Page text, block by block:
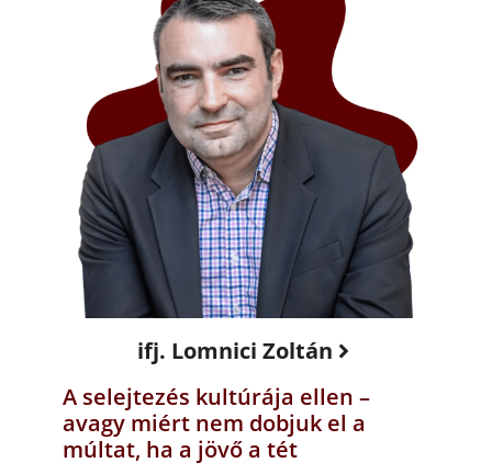
ifj. Lomnici Zoltán
A selejtezés kultúrája ellen –
avagy miért nem dobjuk el a
múltat, ha a jövő a tét